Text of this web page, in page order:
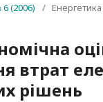
(2006) /
втрат
рішень